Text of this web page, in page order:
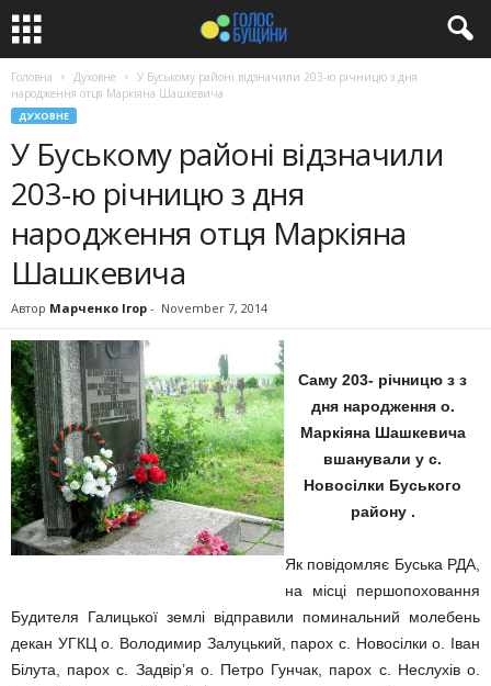
Головна Духовне
У Буському районі відзначили 203-ю річницю з дня
народження отця Маркіяна Шашкевича
ДУХОВНЕ
У Буському районі відзначили
203-ю річницю з дня
народження отця Маркіяна
Шашкевича
Автор Марченко Ігор - November 7, 2014
Саму 203- річницю з з
дня народження о.
Маркіяна Шашкевича
вшанували у с.
Новосілки Буського
району .
Як повідомляє Буська РДА,
на місці першопоховання
Будителя Галицької землі відправили поминальний молебень
декан УГКЦ о. Володимир Залуцький, парох с. Новосілки о. Іван
Білута, парох с. Задвір’я о. Петро Гунчак, парох с. Неслухів о.